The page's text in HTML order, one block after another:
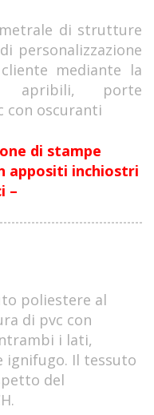
di strutture
personalizzazione
mediante la
apribili, porte
con oscuranti
di stampe
appositi inchiostri
–
poliestere al
di pvc con
i lati,
ignifugo. Il tessuto
del